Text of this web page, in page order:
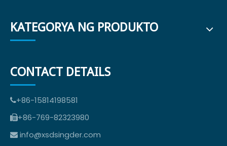
KATEGORYA NG PRODUKTO
CONTACT DETAILS
+86-15814198581
+86-769-82323980
 info@xsdsingder.com